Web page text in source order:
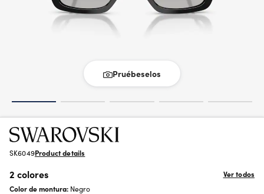
Pruébeselos
SK6049Product details
2 colores
Ver todos
Color de montura: Negro